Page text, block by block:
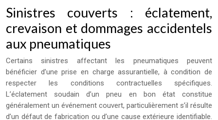
Sinistres couverts : éclatement,
crevaison et dommages accidentels
aux pneumatiques
Certains sinistres affectant les pneumatiques peuvent
bénéficier d’une prise en charge assurantielle, à condition de
respecter les conditions contractuelles spécifiques.
L’éclatement soudain d’un pneu en bon état constitue
généralement un événement couvert, particulièrement s’il résulte
d’un défaut de fabrication ou d’une cause extérieure identifiable.